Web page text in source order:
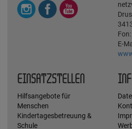
E-
EINSATZSTELLEN
Hilfsangebote für
Menschen
Kindertagesbetreuung &
Schule